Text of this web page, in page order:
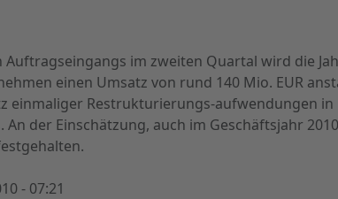
im zweiten Quartal wird die
einen Umsatz von rund 140 Mio. EUR
Restrukturierungs-aufwendungen in
An der Einschätzung, auch im Geschäftsjahr
- 07:21